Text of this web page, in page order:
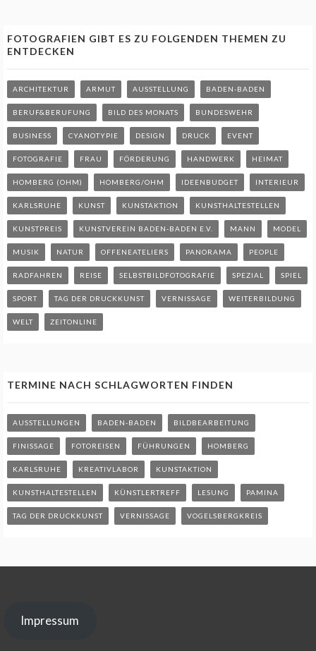
FOTOGRAFIEN GIBT ES ZU FOLGENDEN THEMEN ZU
ENTDECKEN
ARCHITEKTUR ARMUT AUSSTELLUNG BADEN-BADEN
BERUF&BERUFUNG BILD DES MONATS BUNDESWEHR
BUSINESS CYANOTYPIE DESIGN DRUCK EVENT
FOTOGRAFIE FRAU FÖRDERUNG HANDWERK HEIMAT
HOMBERG (OHM) HOMBERG/OHM IDEENBUDGET INTERIEUR
KARLSRUHE KUNST KUNSTAKTION KUNSTHALTESTELLEN
KUNSTPREIS KUNSTVEREIN BADEN-BADEN E.V. MANN MODEL
MUSIK NATUR OFFENEATELIERS PANORAMA PEOPLE
RADFAHREN REISE SELBSTBILDFOTOGRAFIE SPEZIAL SPIEL
SPORT TAG DER DRUCKKUNST VERNISSAGE WEITERBILDUNG
WELT ZEITONLINE
TERMINE NACH SCHLAGWORTEN FINDEN
AUSSTELLUNGEN BADEN-BADEN BILDBEARBEITUNG
FINISSAGE FOTOREISEN FÜHRUNGEN HOMBERG
KARLSRUHE KREATIVLABOR KUNSTAKTION
KUNSTHALTESTELLEN KÜNSTLERTREFF LESUNG PAMINA
TAG DER DRUCKKUNST VERNISSAGE VOGELSBERGKREIS
Impressum